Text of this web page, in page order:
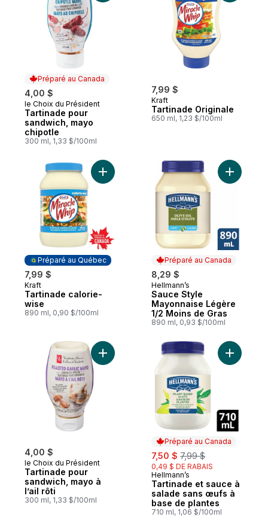
Préparé au Canada
4,00 $
Préparé au Canada
le Choix du Président
Tartinade pour
sandwich, mayo
chipotle
300 ml, 1,33 $/100ml
7,99 $
Kraft
Tartinade Originale
650 ml, 1,23 $/100ml
Préparé au Québec
7,99 $
Préparé au Québec
Kraft
Tartinade calorie-
wise
890 ml, 0,90 $/100ml
Ajouter Tartinade calorie-wise au panier
Préparé au Canada
8,29 $
Préparé au Canada
Hellmann’s
Sauce Style
Mayonnaise Légère
1/2 Moins de Gras
890 ml, 0,93 $/100ml
Ajouter
4,00 $
le Choix du Président
Tartinade pour
sandwich, mayo à
l’ail rôti
300 ml, 1,33 $/100ml
Ajouter Tartinade pour sandwich, mayo à
Préparé au Canada
sale:
7,50 $ , formerly:
7,99 $
0,49 $ DE RABAIS
Préparé au Canada
Hellmann’s
Tartinade et sauce à
salade sans œufs à
base de plantes
710 ml, 1,06 $/100ml
Ajouter